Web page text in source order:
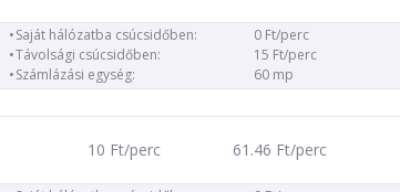
Saját hálózatba csúcsidőben:
0 Ft/perc
Távolsági csúcsidőben:
15 Ft/perc
Számlázási egység:
60 mp
10 Ft/perc 61.46 Ft/perc